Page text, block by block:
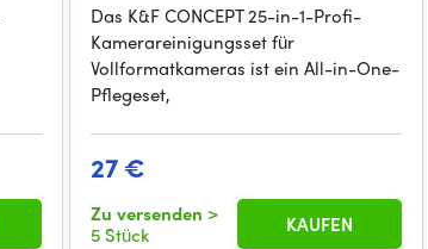
Das K&F CONCEPT 25-in-1-Profi-
Kamerareinigungsset für
Vollformatkameras ist ein All-in-One-
Pflegeset,
27 €
Zu versenden >
5 Stück
KAUFEN